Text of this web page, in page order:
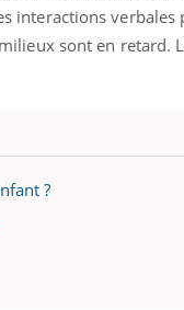
interactions verbales
sont en retard.
?